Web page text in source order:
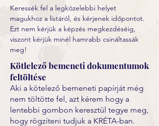
Keressék fel a legközelebbi helyet
magukhoz a listáról, és kérjenek időpontot.
Ezt nem kérjük a képzés megkezdéséig,
viszont kérjük minél hamrabb csináltassák
meg!
Kötlelező bemeneti dokumentumok
feltöltése
Aki a kötelező bemeneti papírját még
nem töltötte fel, azt kérem hogy a
lentebbi gombon keresztül tegye meg,
hogy rögzíteni tudjuk a KRÉTA-ban.